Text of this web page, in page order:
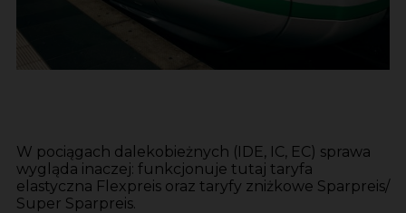
W pociągach dalekobieżnych (IDE, IC, EC) sprawa
wygląda inaczej: funkcjonuje tutaj taryfa
elastyczna Flexpreis oraz taryfy zniżkowe Sparpreis/
Super Sparpreis.